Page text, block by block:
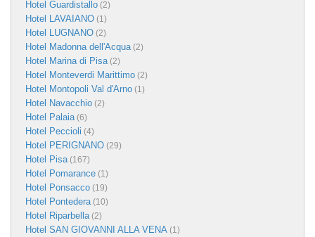
Hotel Guardistallo (2)
Hotel LAVAIANO (1)
Hotel LUGNANO (2)
Hotel Madonna dell'Acqua (2)
Hotel Marina di Pisa (2)
Hotel Monteverdi Marittimo (2)
Hotel Montopoli Val d'Arno (1)
Hotel Navacchio (2)
Hotel Palaia (6)
Hotel Peccioli (4)
Hotel PERIGNANO (29)
Hotel Pisa (167)
Hotel Pomarance (1)
Hotel Ponsacco (19)
Hotel Pontedera (10)
Hotel Riparbella (2)
Hotel SAN GIOVANNI ALLA VENA (1)